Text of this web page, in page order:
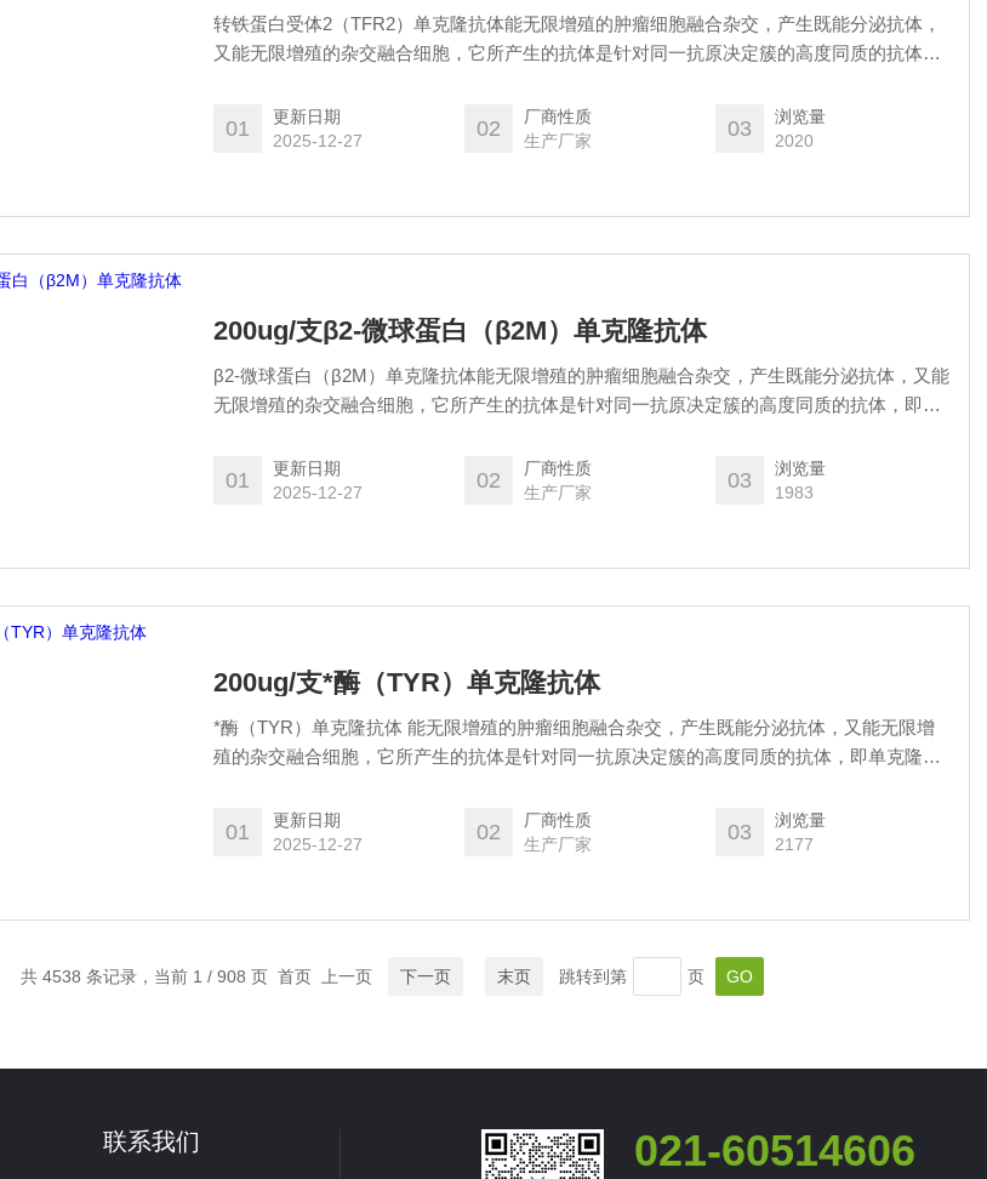
转铁蛋白受体2（TFR2）单克隆抗体能无限增殖的肿瘤细胞融合杂交，产生既能分泌抗体，
又能无限增殖的杂交融合细胞，它所产生的抗体是针对同一抗原决定簇的高度同质的抗体，
重复性好、且能持续地*。
01
更新日期
2025-12-27
02
厂商性质
生产厂家
03
浏览量
2020
200ug/支β2-微球蛋白（β2M）单克隆抗体
β2-微球蛋白（β2M）单克隆抗体能无限增殖的肿瘤细胞融合杂交，产生既能分泌抗体，又能
无限增殖的杂交融合细胞，它所产生的抗体是针对同一抗原决定簇的高度同质的抗体，即单
性好、且能持续地*。
01
更新日期
2025-12-27
02
厂商性质
生产厂家
03
浏览量
1983
200ug/支*酶（TYR）单克隆抗体
*酶（TYR）单克隆抗体 能无限增殖的肿瘤细胞融合杂交，产生既能分泌抗体，又能无限增
殖的杂交融合细胞，它所产生的抗体是针对同一抗原决定簇的高度同质的抗体，即单克隆抗
且能持续地*。
01
更新日期
2025-12-27
02
厂商性质
生产厂家
03
浏览量
2177
共 4538 条记录，当前 1 / 908 页 首页 上一页 下一页 末页 跳转到第 页
联系我们 021-60514606